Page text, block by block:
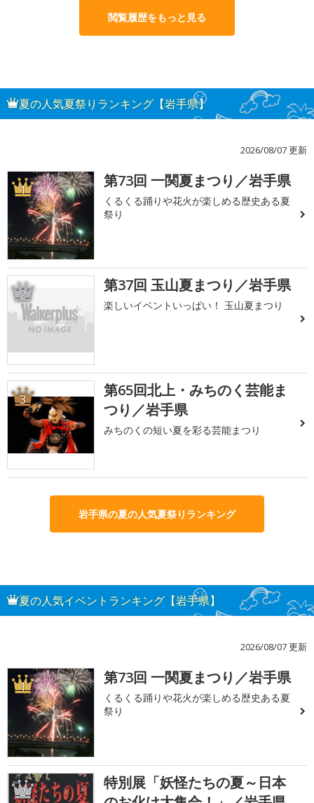
閲覧履歴をもっと見る
夏の人気夏祭りランキング【岩手県】
2026/08/07 更新
1 第73回 一関夏まつり／岩手県
くるくる踊りや花火が楽しめる歴史ある夏
祭り
2 第37回 玉山夏まつり／岩手県
楽しいイベントいっぱい！ 玉山夏まつり
3
第65回北上・みちのく芸能ま
つり／岩手県
みちのくの短い夏を彩る芸能まつり
岩手県の夏の人気夏祭りランキング
夏の人気イベントランキング【岩手県】
2026/08/07 更新
1 第73回 一関夏まつり／岩手県
くるくる踊りや花火が楽しめる歴史ある夏
祭り
2
特別展「妖怪たちの夏～日本